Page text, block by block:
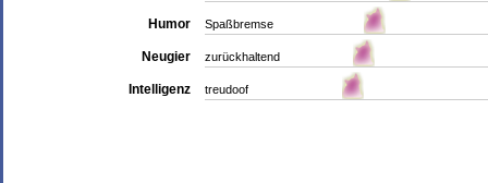
Humor Spaßbremse
Neugier zurückhaltend
Intelligenz treudoof